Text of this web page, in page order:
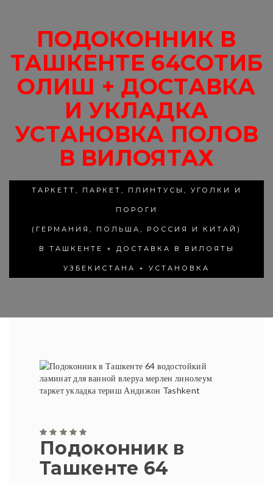
ПОДОКОННИК В
ТАШКЕНТЕ 64СОТИБ
ОЛИШ + ДОСТАВКА
И УКЛАДКА
УСТАНОВКА ПОЛОВ
В ВИЛОЯТАХ
ТАРКЕТТ, ПАРКЕТ, ПЛИНТУСЫ, УГОЛКИ И
ПОРОГИ
(ГЕРМАНИЯ, ПОЛЬША, РОССИЯ И КИТАЙ)
В ТАШКЕНТЕ + ДОСТАВКА В ВИЛОЯТЫ
УЗБЕКИСТАНА + УСТАНОВКА
Подоконник в
Ташкенте 64